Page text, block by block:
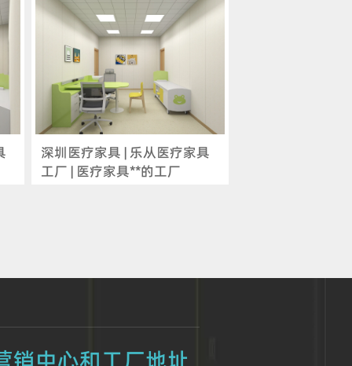
深圳医疗家具 | 乐从医疗家具
工厂 | 医疗家具**的工厂